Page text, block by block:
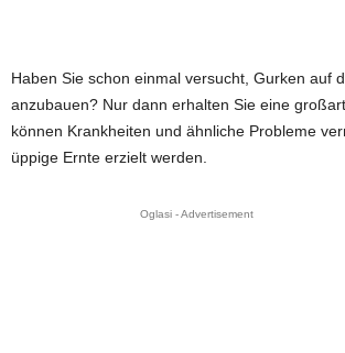
Haben Sie schon einmal versucht, Gurken auf
anzubauen? Nur dann erhalten Sie eine
können Krankheiten und ähnliche Probleme
üppige Ernte erzielt werden.
Oglasi - Advertisement